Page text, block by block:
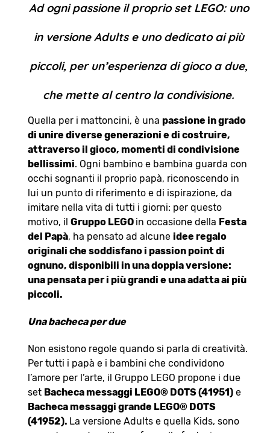
Ad ogni passione il proprio set LEGO: uno
in versione Adults e uno dedicato ai più
piccoli, per un’esperienza di gioco a due,
che mette al centro la condivisione.
Quella per i mattoncini, è una passione in grado
di unire diverse generazioni e di costruire,
attraverso il gioco, momenti di condivisione
bellissimi. Ogni bambino e bambina guarda con
occhi sognanti il proprio papà, riconoscendo in
lui un punto di riferimento e di ispirazione, da
imitare nella vita di tutti i giorni: per questo
motivo, il Gruppo LEGO in occasione della Festa
del Papà, ha pensato ad alcune idee regalo
originali che soddisfano i passion point di
ognuno, disponibili in una doppia versione:
una pensata per i più grandi e una adatta ai più
piccoli.
Una bacheca per due
Non esistono regole quando si parla di creatività.
Per tutti i papà e i bambini che condividono
l’amore per l’arte, il Gruppo LEGO propone i due
set Bacheca messaggi LEGO® DOTS (41951) e
Bacheca messaggi grande LEGO® DOTS
(41952). La versione Adults e quella Kids, sono